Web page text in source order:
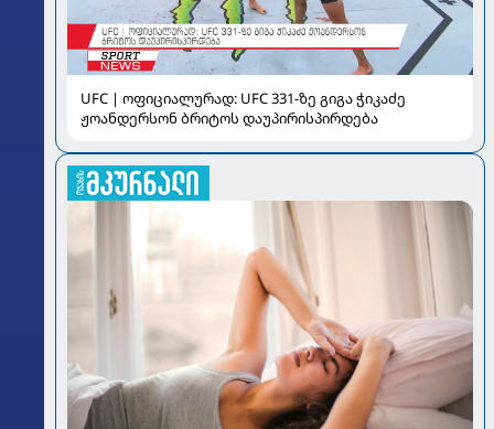
UFC | ოფიციალურად: UFC 331-ზე გიგა ჭიკაძე
ჟოანდერსონ ბრიტოს დაუპირისპირდება